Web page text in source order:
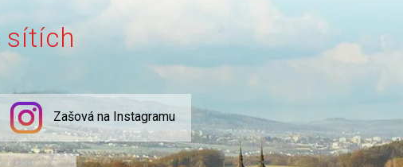
sítích
Zašová na Instagramu